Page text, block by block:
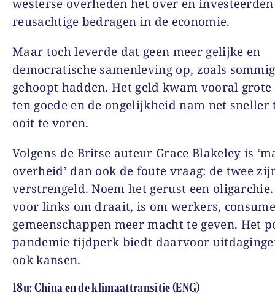
westerse overheden het over en investeerden
reusachtige bedragen in de economie.
Maar toch leverde dat geen meer gelijke en
democratische samenleving op, zoals
gehoopt hadden. Het geld kwam vooral
ten goede en de ongelijkheid nam net sneller
ooit te voren.
Volgens de Britse auteur Grace Blakeley is
overheid’ dan ook de foute vraag: de twee
verstrengeld. Noem het gerust een
voor links om draait, is om werkers,
gemeenschappen meer macht te geven. Het
pandemie tijdperk biedt daarvoor
ook kansen.
18u: China en de klimaattransitie (ENG)